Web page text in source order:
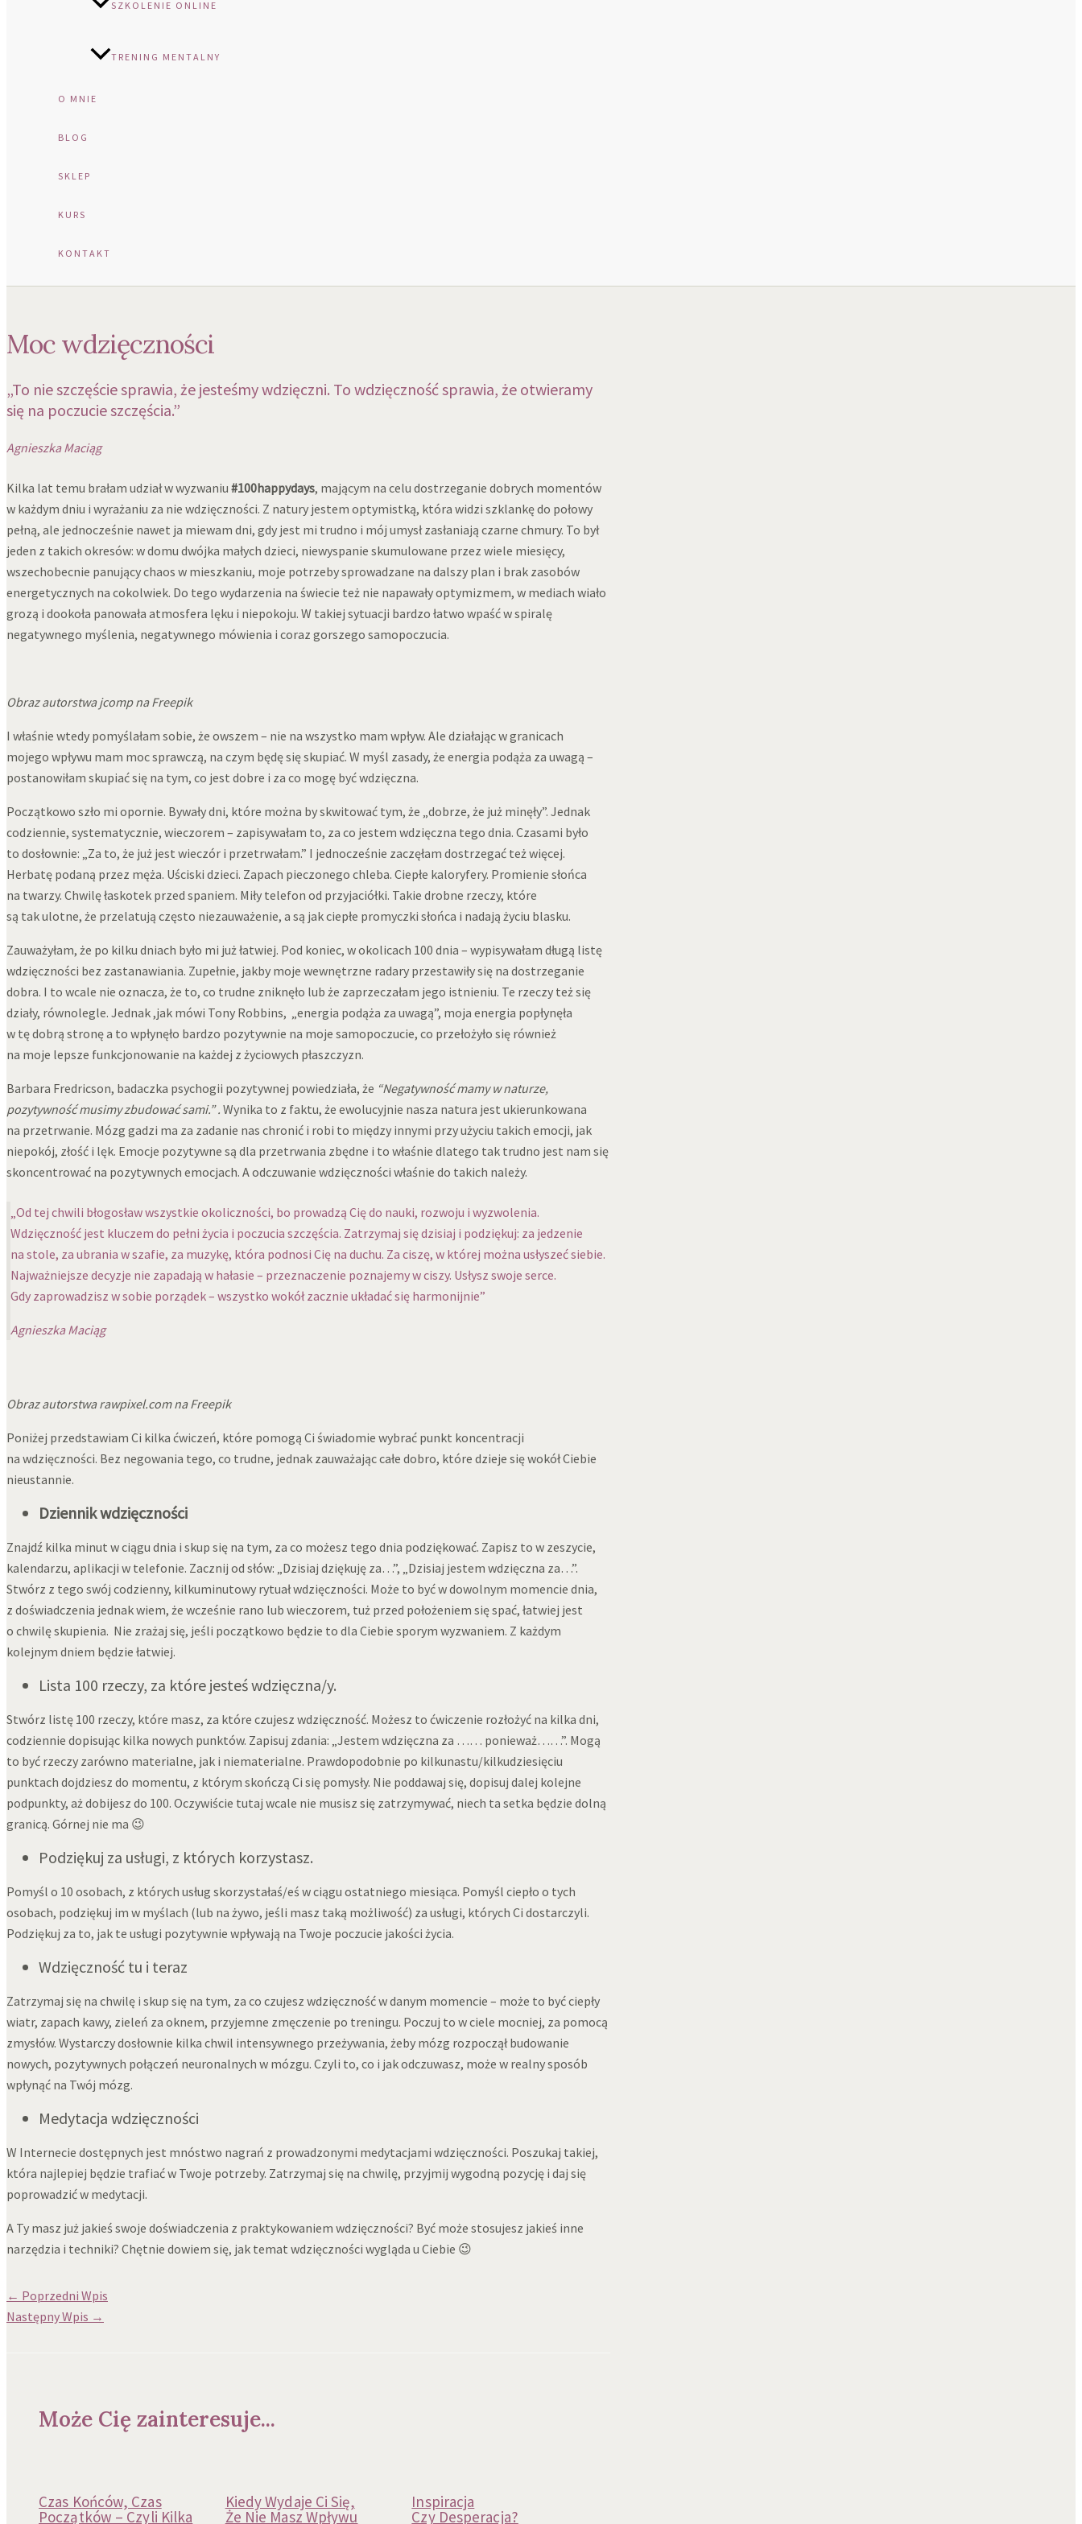
SZKOLENIE ONLINE
TRENING MENTALNY
O MNIE
BLOG
SKLEP
KURS
KONTAKT
Moc wdzięczności
„To nie szczęście sprawia, że jesteśmy wdzięczni. To wdzięczność sprawia, że otwieramy
się na poczucie szczęścia.”
Agnieszka Maciąg
Kilka lat temu brałam udział w wyzwaniu #100happydays, mającym na celu dostrzeganie dobrych momentów
w każdym dniu i wyrażaniu za nie wdzięczności. Z natury jestem optymistką, która widzi szklankę do połowy
pełną, ale jednocześnie nawet ja miewam dni, gdy jest mi trudno i mój umysł zasłaniają czarne chmury. To był
jeden z takich okresów: w domu dwójka małych dzieci, niewyspanie skumulowane przez wiele miesięcy,
wszechobecnie panujący chaos w mieszkaniu, moje potrzeby sprowadzane na dalszy plan i brak zasobów
energetycznych na cokolwiek. Do tego wydarzenia na świecie też nie napawały optymizmem, w mediach wiało
grozą i dookoła panowała atmosfera lęku i niepokoju. W takiej sytuacji bardzo łatwo wpaść w spiralę
negatywnego myślenia, negatywnego mówienia i coraz gorszego samopoczucia.
Obraz autorstwajcomp na Freepik
I właśnie wtedy pomyślałam sobie, że owszem – nie na wszystko mam wpływ. Ale działając w granicach
mojego wpływu mam moc sprawczą, na czym będę się skupiać. W myśl zasady, że energia podąża za uwagą –
postanowiłam skupiać się na tym, co jest dobre i za co mogę być wdzięczna.
Początkowo szło mi opornie. Bywały dni, które można by skwitować tym, że „dobrze, że już minęły”. Jednak
codziennie, systematycznie, wieczorem – zapisywałam to, za co jestem wdzięczna tego dnia. Czasami było
to dosłownie: „Za to, że już jest wieczór i przetrwałam.” I jednocześnie zaczęłam dostrzegać też więcej.
Herbatę podaną przez męża. Uściski dzieci. Zapach pieczonego chleba. Ciepłe kaloryfery. Promienie słońca
na twarzy. Chwilę łaskotek przed spaniem. Miły telefon od przyjaciółki. Takie drobne rzeczy, które
są tak ulotne, że przelatują często niezauważenie, a są jak ciepłe promyczki słońca i nadają życiu blasku.
Zauważyłam, że po kilku dniach było mi już łatwiej. Pod koniec, w okolicach 100 dnia – wypisywałam długą listę
wdzięczności bez zastanawiania. Zupełnie, jakby moje wewnętrzne radary przestawiły się na dostrzeganie
dobra. I to wcale nie oznacza, że to, co trudne zniknęło lub że zaprzeczałam jego istnieniu. Te rzeczy też się
działy, równolegle. Jednak ,jak mówi Tony Robbins, „energia podąża za uwagą”, moja energia popłynęła
w tę dobrą stronę a to wpłynęło bardzo pozytywnie na moje samopoczucie, co przełożyło się również
na moje lepsze funkcjonowanie na każdej z życiowych płaszczyzn.
Barbara Fredricson, badaczka psychogii pozytywnej powiedziała, że “Negatywność mamy w naturze,
pozytywność musimy zbudować sami.” . Wynika to z faktu, że ewolucyjnie nasza natura jest ukierunkowana
na przetrwanie. Mózg gadzi ma za zadanie nas chronić i robi to między innymi przy użyciu takich emocji, jak
niepokój, złość i lęk. Emocje pozytywne są dla przetrwania zbędne i to właśnie dlatego tak trudno jest nam się
skoncentrować na pozytywnych emocjach. A odczuwanie wdzięczności właśnie do takich należy.
„Od tej chwili błogosław wszystkie okoliczności, bo prowadzą Cię do nauki, rozwoju i wyzwolenia.
Wdzięczność jest kluczem do pełni życia i poczucia szczęścia. Zatrzymaj się dzisiaj i podziękuj: za jedzenie
na stole, za ubrania w szafie, za muzykę, która podnosi Cię na duchu. Za ciszę, w której można usłyszeć siebie.
Najważniejsze decyzje nie zapadają w hałasie – przeznaczenie poznajemy w ciszy. Usłysz swoje serce.
Gdy zaprowadzisz w sobie porządek – wszystko wokół zacznie układać się harmonijnie”
Agnieszka Maciąg
Obraz autorstwa rawpixel.com na Freepik
Poniżej przedstawiam Ci kilka ćwiczeń, które pomogą Ci świadomie wybrać punkt koncentracji
na wdzięczności. Bez negowania tego, co trudne, jednak zauważając całe dobro, które dzieje się wokół Ciebie
nieustannie.
Dziennik wdzięczności
Znajdź kilka minut w ciągu dnia i skup się na tym, za co możesz tego dnia podziękować. Zapisz to w zeszycie,
kalendarzu, aplikacji w telefonie. Zacznij od słów: „Dzisiaj dziękuję za…”, „Dzisiaj jestem wdzięczna za…”.
Stwórz z tego swój codzienny, kilkuminutowy rytuał wdzięczności. Może to być w dowolnym momencie dnia,
z doświadczenia jednak wiem, że wcześnie rano lub wieczorem, tuż przed położeniem się spać, łatwiej jest
o chwilę skupienia. Nie zrażaj się, jeśli początkowo będzie to dla Ciebie sporym wyzwaniem. Z każdym
kolejnym dniem będzie łatwiej.
Lista 100 rzeczy, za które jesteś wdzięczna/y.
Stwórz listę 100 rzeczy, które masz, za które czujesz wdzięczność. Możesz to ćwiczenie rozłożyć na kilka dni,
codziennie dopisując kilka nowych punktów. Zapisuj zdania: „Jestem wdzięczna za …… ponieważ……”. Mogą
to być rzeczy zarówno materialne, jak i niematerialne. Prawdopodobnie po kilkunastu/kilkudziesięciu
punktach dojdziesz do momentu, z którym skończą Ci się pomysły. Nie poddawaj się, dopisuj dalej kolejne
podpunkty, aż dobijesz do 100. Oczywiście tutaj wcale nie musisz się zatrzymywać, niech ta setka będzie dolną
granicą. Górnej nie ma 😉
Podziękuj za usługi, z których korzystasz.
Pomyśl o 10 osobach, z których usług skorzystałaś/eś w ciągu ostatniego miesiąca. Pomyśl ciepło o tych
osobach, podziękuj im w myślach (lub na żywo, jeśli masz taką możliwość) za usługi, których Ci dostarczyli.
Podziękuj za to, jak te usługi pozytywnie wpływają na Twoje poczucie jakości życia.
Wdzięczność tu i teraz
Zatrzymaj się na chwilę i skup się na tym, za co czujesz wdzięczność w danym momencie – może to być ciepły
wiatr, zapach kawy, zieleń za oknem, przyjemne zmęczenie po treningu. Poczuj to w ciele mocniej, za pomocą
zmysłów. Wystarczy dosłownie kilka chwil intensywnego przeżywania, żeby mózg rozpoczął budowanie
nowych, pozytywnych połączeń neuronalnych w mózgu. Czyli to, co i jak odczuwasz, może w realny sposób
wpłynąć na Twój mózg.
Medytacja wdzięczności
W Internecie dostępnych jest mnóstwo nagrań z prowadzonymi medytacjami wdzięczności. Poszukaj takiej,
która najlepiej będzie trafiać w Twoje potrzeby. Zatrzymaj się na chwilę, przyjmij wygodną pozycję i daj się
poprowadzić w medytacji.
A Ty masz już jakieś swoje doświadczenia z praktykowaniem wdzięczności? Być może stosujesz jakieś inne
narzędzia i techniki? Chętnie dowiem się, jak temat wdzięczności wygląda u Ciebie 😉
← Poprzedni Wpis
Następny Wpis →
Może Cię zainteresuje...
Czas Końców, Czas
Początków – Czyli Kilka
Kiedy Wydaje Ci Się,
Że Nie Masz Wpływu
Inspiracja
Czy Desperacja?